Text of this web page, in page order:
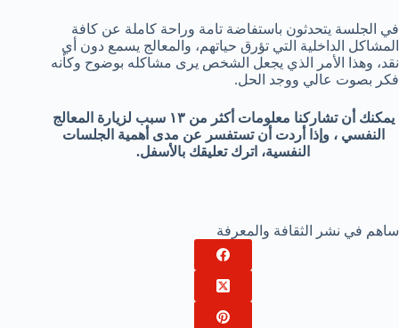
في الجلسة يتحدثون باستفاضة تامة وراحة كاملة عن كافة
المشاكل الداخلية التي تؤرق حياتهم، والمعالج يسمع دون أي
نقد، وهذا الأمر الذي يجعل الشخص يرى مشاكله بوضوح وكأنه
فكر بصوت عالي ووجد الحل.
يمكنك أن تشاركنا معلومات أكثر من ١٣ سبب لزيارة المعالج
النفسي ، وإذا أردت أن تستفسر عن مدى أهمية الجلسات
النفسية، اترك تعليقك بالأسفل.
ساهم في نشر الثقافة والمعرفة